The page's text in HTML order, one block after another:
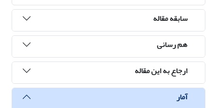
سابقه مقاله
هم رسانی
ارجاع به این مقاله
آمار